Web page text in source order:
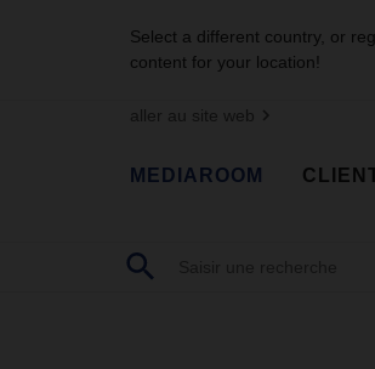
Select a different country, or
content for your location!
aller au site web
MEDIAROOM